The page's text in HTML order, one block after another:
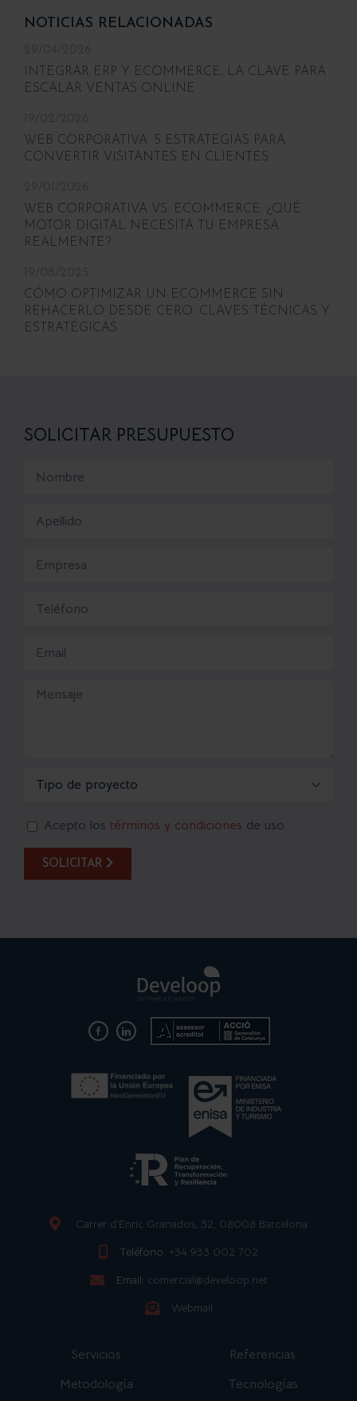
NOTICIAS RELACIONADAS
INTEGRAR ERP Y ECOMMERCE, LA CLAVE PARA
ESCALAR VENTAS ONLINE
WEB CORPORATIVA: 5 ESTRATEGIAS PARA
CONVERTIR VISITANTES EN CLIENTES
WEB CORPORATIVA VS. ECOMMERCE: ¿QUÉ
MOTOR DIGITAL NECESITA TU EMPRESA
REALMENTE?
CÓMO OPTIMIZAR UN ECOMMERCE SIN
REHACERLO DESDE CERO: CLAVES TÉCNICAS Y
ESTRATÉGICAS
SOLICITAR PRESUPUESTO

Acepto los términos y condiciones de uso.
SOLICITAR
Carrer d'Enric Granados, 32, 08008 Barcelona
Teléfono: +34 933 002 702
Email: comercial@develoop.net
Webmail
Servicios
Referencias
Metodología
Tecnologías